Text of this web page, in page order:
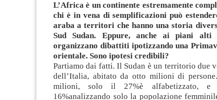
L’Africa è un continente estremamente
chi è in vena di semplificazioni può
araba a territori che hanno una storia
Sud Sudan. Eppure, anche ai piani alti
organizzano dibattiti ipotizzando una
orientale. Sono ipotesi credibili?
Partiamo dai fatti. Il Sudan è un territorio due
dell’Italia, abitato da otto milioni di
milioni, solo il 27%è alfabetizzato,
16%analizzando solo la popolazione